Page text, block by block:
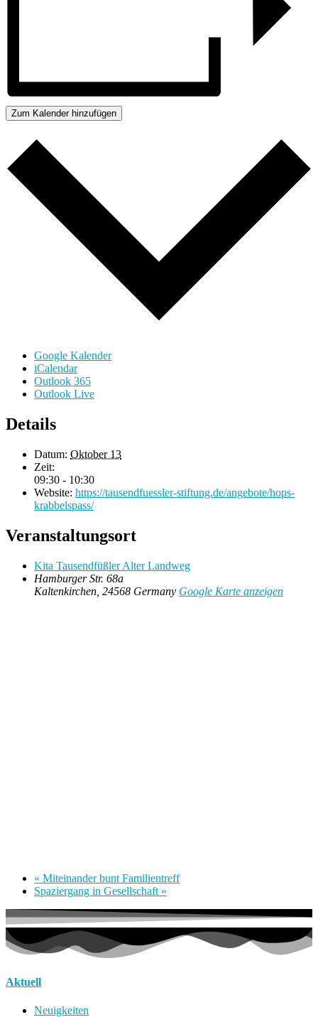
Zum Kalender hinzufügen
Google Kalender
iCalendar
Outlook 365
Outlook Live
Details
Datum: Oktober 13
Zeit:
09:30 - 10:30
Website: https://tausendfuessler-stiftung.de/angebote/hops-
krabbelspass/
Veranstaltungsort
Kita Tausendfüßler Alter Landweg
Hamburger Str. 68a
Kaltenkirchen 24568 Germany Google Karte anzeigen
« Miteinander bunt Familientreff
Spaziergang in Gesellschaft »
Aktuell
Neuigkeiten